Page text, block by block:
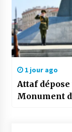
1 jour ago
Attaf
Monument